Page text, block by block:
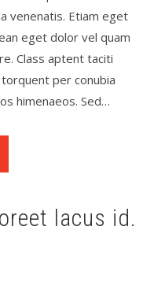
venenatis. Etiam eget
eget dolor vel quam
Class aptent taciti
per conubia
himenaeos. Sed…
lacus id.